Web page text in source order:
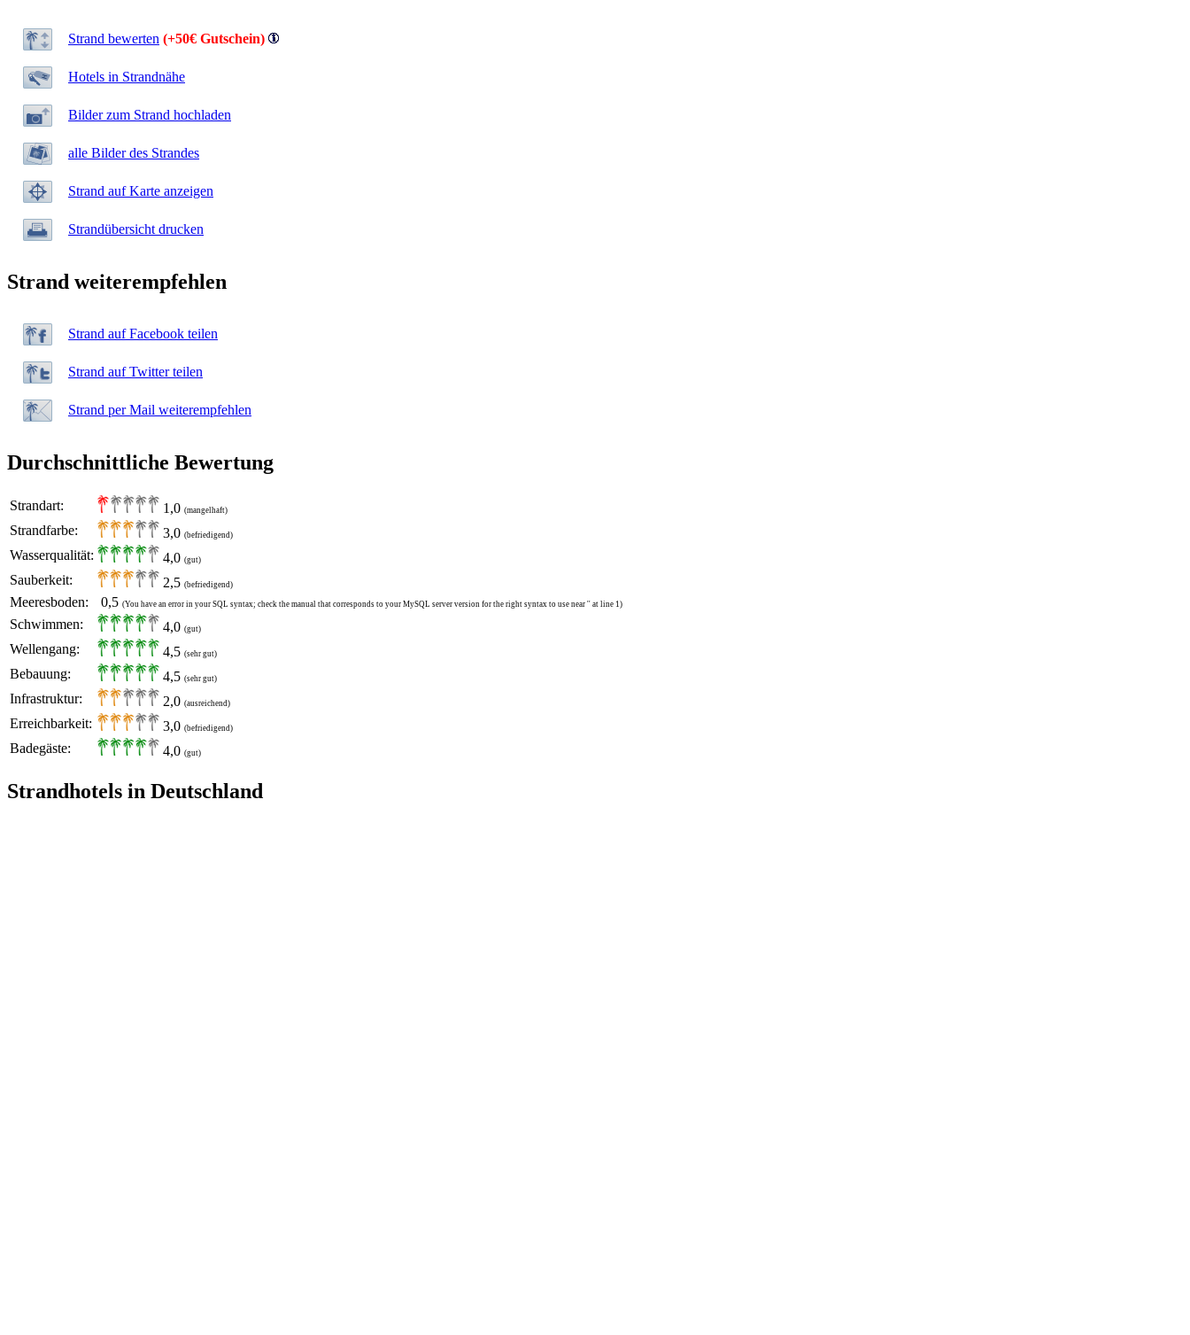
Strand bewerten (+50€ Gutschein)
Hotels in Strandnähe
Bilder zum Strand hochladen
alle Bilder des Strandes
Strand auf Karte anzeigen
Strandübersicht drucken
Strand weiterempfehlen
Strand auf Facebook teilen
Strand auf Twitter teilen
Strand per Mail weiterempfehlen
Durchschnittliche Bewertung
Strandart: 1,0 (mangelhaft)
Strandfarbe: 3,0 (befriedigend)
Wasserqualität: 4,0 (gut)
Sauberkeit: 2,5 (befriedigend)
Meeresboden: 0,5 (You have an error in your SQL syntax; check the manual that corresponds to your MySQL server version for the right syntax to use near '' at line 1)
Schwimmen: 4,0 (gut)
Wellengang: 4,5 (sehr gut)
Bebauung: 4,5 (sehr gut)
Infrastruktur: 2,0 (ausreichend)
Erreichbarkeit: 3,0 (befriedigend)
Badegäste: 4,0 (gut)
Strandhotels in Deutschland